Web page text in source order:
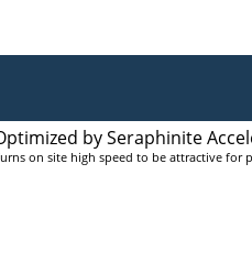
by Seraphinite
on site high speed to be attractive for